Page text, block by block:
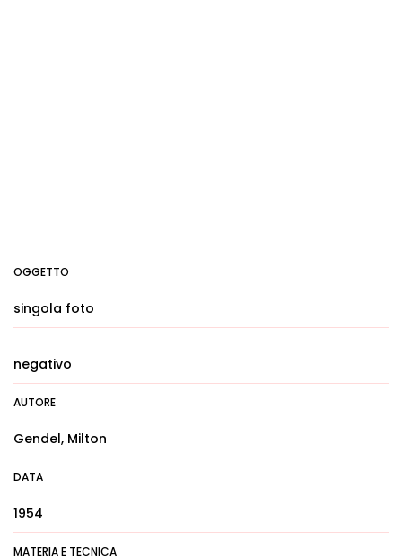
OGGETTO
singola foto
negativo
AUTORE
Gendel, Milton
DATA
1954
MATERIA E TECNICA